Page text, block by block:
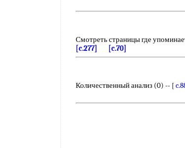
Смотреть страницы где
[c.277]
[c.70]
Количественный анализ (0) -- [